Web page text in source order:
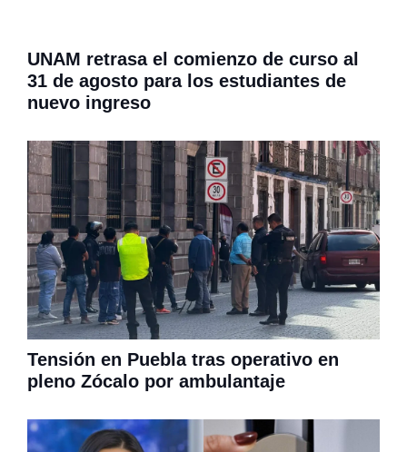
UNAM retrasa el comienzo de curso al
31 de agosto para los estudiantes de
nuevo ingreso
Tensión en Puebla tras operativo en
pleno Zócalo por ambulantaje